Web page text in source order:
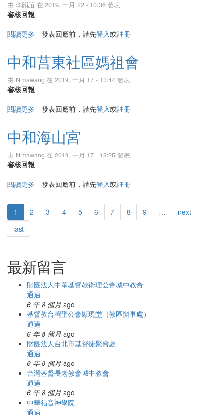
由 李韻誼 在 2019, 一月 22 - 10:36 發表
審核回報
閱讀更多 關於中和碧河宮
發表回應前，請先登入或註冊
中和莒東社區媽祖會
由 Nimawang 在 2019, 一月 17 - 13:44 發表
審核回報
閱讀更多 關於中和莒東社區媽祖會
發表回應前，請先登入或註冊
中和海山宮
由 Nimawang 在 2019, 一月 17 - 13:25 發表
審核回報
閱讀更多 關於中和海山宮
發表回應前，請先登入或註冊
1 2 3 4 5 6 7 8 9 …
next
last
最新留言
財團法人中華基督教衛理公會城中教會
通過
6 年 8 個月 ago
基督教台灣聖公會顯現堂（教區辦事處）
通過
6 年 8 個月 ago
財團法人台北市基督徒聚會處
通過
6 年 8 個月 ago
台灣基督長老教會城中教會
通過
6 年 8 個月 ago
中華福音神學院
通過